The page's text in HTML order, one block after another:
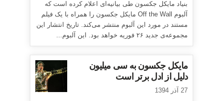
بنیاد مایکل جکسون طی بیانیه‌ای اعلام کرده است که
آلبوم Off the Wall مایکل جکسون را همراه با یک فیلم
مستند در مورد این آلبوم منتشر می‌کند. تاریخ انتشار این
مجموعه‌ی جدید ۲۶ فوریه خواهد بود. این آلبوم...
مایکل جکسون به سی میلیون
دلیل از ادل برتر است
27 آذر 1394